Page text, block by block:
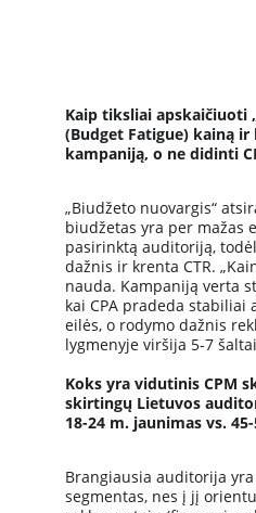
Kaip tiksliai apskaičiuoti
(Budget Fatigue) kainą
kampaniją, o ne didinti
„Biudžeto nuovargis“
biudžetas yra per mažas
pasirinktą auditoriją,
dažnis ir krenta CTR.
nauda. Kampaniją verta
kai CPA pradeda stabiliai
eilės, o rodymo dažnis
lygmenyje viršija 5-7
Koks yra vidutinis CPM
skirtingų Lietuvos
18-24 m. jaunimas vs.
Brangiausia auditorija
segmentas, nes į jį